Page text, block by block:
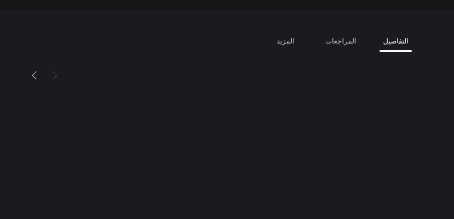
التفاصيل المراجعات المزيد